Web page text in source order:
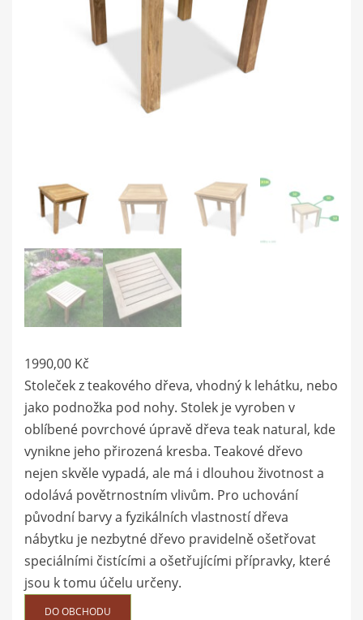
1990,00 Kč
Stoleček z teakového dřeva, vhodný k lehátku, nebo
jako podnožka pod nohy. Stolek je vyroben v
oblíbené povrchové úpravě dřeva teak natural, kde
vynikne jeho přirozená kresba. Teakové dřevo
nejen skvěle vypadá, ale má i dlouhou životnost a
odolává povětrnostním vlivům. Pro uchování
původní barvy a fyzikálních vlastností dřeva
nábytku je nezbytné dřevo pravidelně ošetřovat
speciálními čistícími a ošetřujícími přípravky, které
jsou k tomu účelu určeny.
DO OBCHODU